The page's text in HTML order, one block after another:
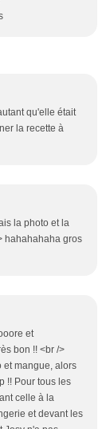
qu'elle était
la recette à
la photo et la
hahahahaha gros
et
bon !! <br />
et mangue, alors
!! Pour tous les
celle à la
et devant les